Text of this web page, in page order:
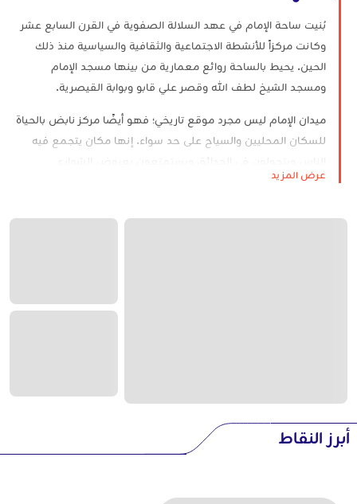
بُنيت ساحة الإمام في عهد السلالة الصفوية في القرن السابع عشر
وكانت مركزاً للأنشطة الاجتماعية والثقافية والسياسية منذ ذلك
الحين. يحيط بالساحة روائع معمارية من بينها مسجد الإمام
ومسجد الشيخ لطف الله وقصر علي قابو وبوابة القيصرية.
ميدان الإمام ليس مجرد موقع تاريخي؛ فهو أيضًا مركز نابض بالحياة
للسكان المحليين والسياح على حد سواء. إنها مكان يتجمع فيه
ويتذوقون الأطباق المحلية الشهية في المقاهي والمقاهي
عرض المزيد
أبرز النقاط